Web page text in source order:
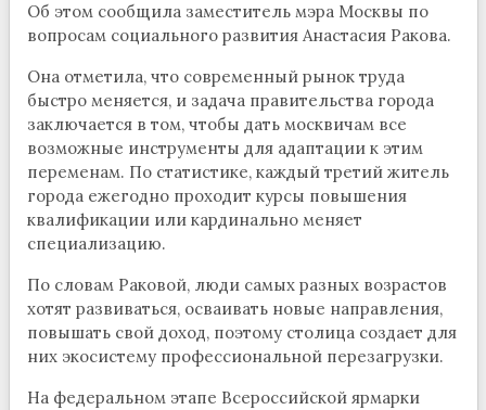
Об этом сообщила заместитель мэра Москвы по
вопросам социального развития Анастасия Ракова.
Она отметила, что современный рынок труда
быстро меняется, и задача правительства города
заключается в том, чтобы дать москвичам все
возможные инструменты для адаптации к этим
переменам. По статистике, каждый третий житель
города ежегодно проходит курсы повышения
квалификации или кардинально меняет
специализацию.
По словам Раковой, люди самых разных возрастов
хотят развиваться, осваивать новые направления,
повышать свой доход, поэтому столица создает для
них экосистему профессиональной перезагрузки.
На федеральном этапе Всероссийской ярмарки